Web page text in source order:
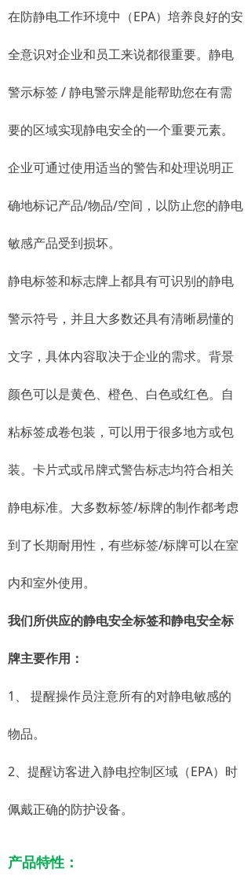
在防静电工作环境中（EPA）培养良好的安
全意识对企业和员工来说都很重要。静电
警示标签 / 静电警示牌是能帮助您在有需
要的区域实现静电安全的一个重要元素。
企业可通过使用适当的警告和处理说明正
确地标记产品/物品/空间，以防止您的静电
敏感产品受到损坏。
静电标签和标志牌上都具有可识别的静电
警示符号，并且大多数还具有清晰易懂的
文字，具体内容取决于企业的需求。背景
颜色可以是黄色、橙色、白色或红色。自
粘标签成卷包装，可以用于很多地方或包
装。卡片式或吊牌式警告标志均符合相关
静电标准。大多数标签/标牌的制作都考虑
到了长期耐用性，有些标签/标牌可以在室
内和室外使用。
我们所供应的静电安全标签和静电安全标
牌主要作用：
1、 提醒操作员注意所有的对静电敏感的
物品。
2、提醒访客进入静电控制区域（EPA）时
佩戴正确的防护设备。
产品特性：